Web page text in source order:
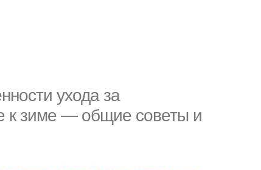
ухода за
к зиме — общие советы и